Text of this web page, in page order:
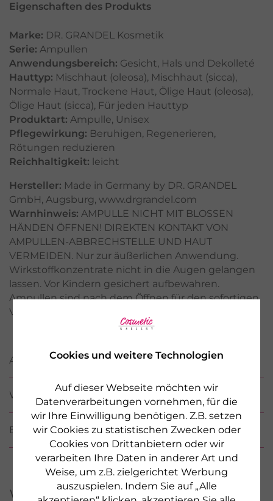
Cookies und weitere Technologien
Auf dieser Webseite möchten wir
Datenverarbeitungen vornehmen, für die
wir Ihre Einwilligung benötigen. Z.B. setzen
wir Cookies zu statistischen Zwecken oder
Cookies von Drittanbietern oder wir
verarbeiten Ihre Daten in anderer Art und
Weise, um z.B. zielgerichtet Werbung
auszuspielen. Indem Sie auf „Alle
Eigenschaften des Produkts
Marke: DR. GRANDEL Kosmetik
Serie: Ampullen
Anwendungsbereich: Gesicht, Hals und Dekolleté
Hauttyp: Mischhaut (oleosa), Mischhaut (sicca),
Normale Haut, Trockene Haut, Ölige Haut (oleosa),
Ölige Haut (sicca), Für jeden Hauttyp
Produktart: Ampulle, Unisex
Pflegewirkung: Beruhigen, Regenerieren,
Rötungen reduzieren
Reichhaltigkeit: leicht
Hersteller: Made in Germany by DR. GRANDEL
GmbH, Augsburg, www.drgrandel.com
Warnhinweis: AMPULLE NICHT MIT BLOSSEN
HÄNDEN ÖFFNEN! DIREKTEN KONTAKT VON
AMPULLEN-ABBRECHSTELLE UND HAUT
VERMEIDEN. Nur zur äußerlichen Anwendung.
Wirkstoffkonzentrate nicht in die Augen gelangen
lassen. Vor Kindern gesichert aufbewahren.
Ampullen sind nach dem Öffnen für den sofortigen
Verbrauch bestimmt.
ANWENDUNG
WIRKSTOFFE / INCI
BEWERTUNGEN (2)